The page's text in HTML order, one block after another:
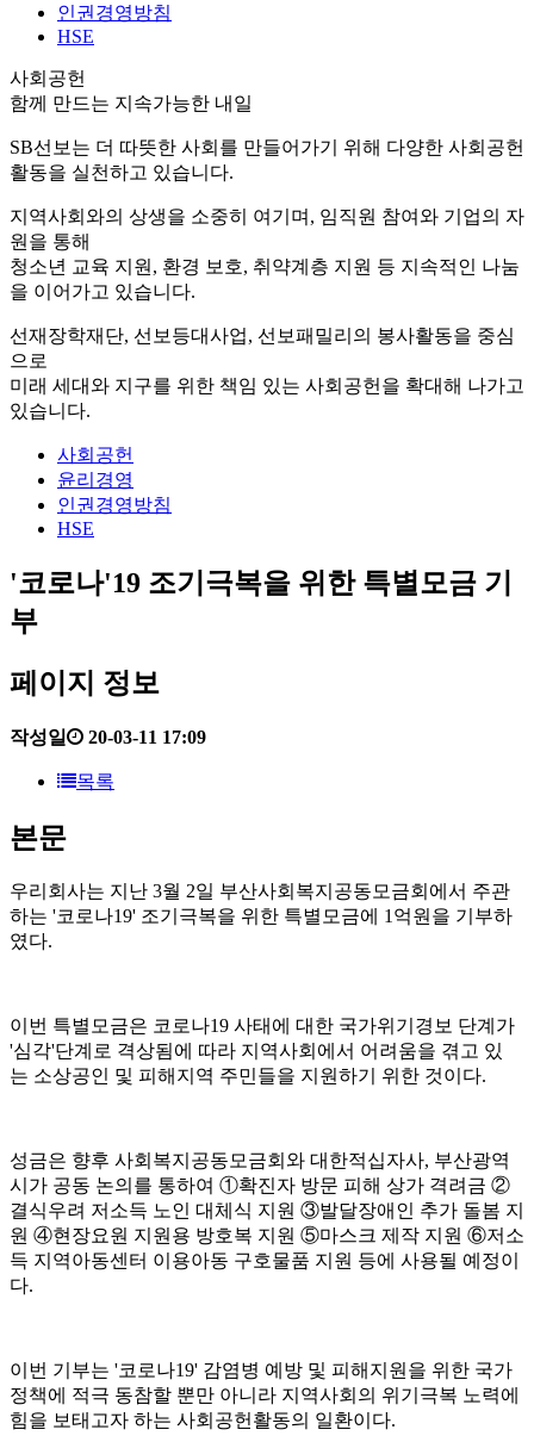
인권경영방침
HSE
사회공헌
함께 만드는 지속가능한 내일
SB선보는 더 따뜻한 사회를 만들어가기 위해 다양한 사회공헌
활동을 실천하고 있습니다.
지역사회와의 상생을 소중히 여기며, 임직원 참여와 기업의 자
원을 통해
청소년 교육 지원, 환경 보호, 취약계층 지원 등 지속적인 나눔
을 이어가고 있습니다.
선재장학재단, 선보등대사업, 선보패밀리의 봉사활동을 중심
으로
미래 세대와 지구를 위한 책임 있는 사회공헌을 확대해 나가고
있습니다.
사회공헌
윤리경영
인권경영방침
HSE
'코로나'19 조기극복을 위한 특별모금 기
부
페이지 정보
작성일 20-03-11 17:09
목록
본문
우리회사는 지난 3월 2일 부산사회복지공동모금회에서 주관
하는 '코로나19' 조기극복을 위한 특별모금에 1억원을 기부하
였다.
이번 특별모금은 코로나19 사태에 대한 국가위기경보 단계가
'심각'단계로 격상됨에 따라 지역사회에서 어려움을 겪고 있
는 소상공인 및 피해지역 주민들을 지원하기 위한 것이다.
성금은 향후 사회복지공동모금회와 대한적십자사, 부산광역
시가 공동 논의를 통하여 ①확진자 방문 피해 상가 격려금 ②
결식우려 저소득 노인 대체식 지원 ③발달장애인 추가 돌봄 지
원 ④현장요원 지원용 방호복 지원 ⑤마스크 제작 지원 ⑥저소
득 지역아동센터 이용아동 구호물품 지원 등에 사용될 예정이
다.
이번 기부는 '코로나19' 감염병 예방 및 피해지원을 위한 국가
정책에 적극 동참할 뿐만 아니라 지역사회의 위기극복 노력에
힘을 보태고자 하는 사회공헌활동의 일환이다.